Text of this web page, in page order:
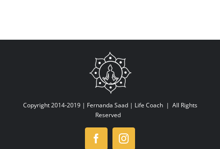
Copyright 2014-2019 | Fernanda Saad | Life Coach| All Rights
Reserved
FacebookInstagram